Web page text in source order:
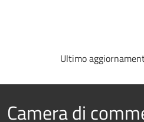
Ultimo
Camera di